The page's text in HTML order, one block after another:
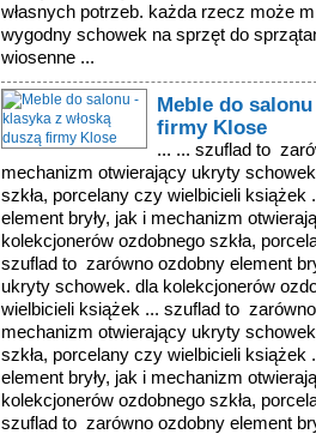
własnych potrzeb. każda rzecz może
wygodny schowek na sprzęt do
wiosenne ...
Meble do
firmy Klose
... ... szuflad to
mechanizm otwierający ukryty
szkła, porcelany czy wielbicieli
element bryły, jak i mechanizm
kolekcjonerów ozdobnego szkła,
szuflad to zarówno ozdobny element
ukryty schowek. dla kolekcjonerów
wielbicieli książek ... szuflad to
mechanizm otwierający ukryty
szkła, porcelany czy wielbicieli
element bryły, jak i mechanizm
kolekcjonerów ozdobnego szkła,
szuflad to zarówno ozdobny element